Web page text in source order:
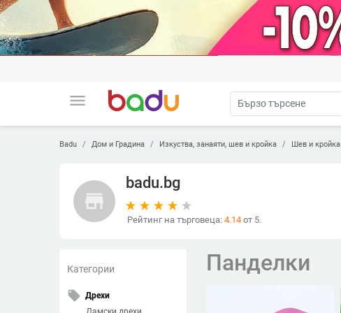
menu
Badu Дом и Градина Изкуства, занаяти, шев и кройка Шев и кройка
store
badu.bg
Рейтинг на търговеца: 4.14 от 5.
Категории
local_offer Дрехи
Панделки